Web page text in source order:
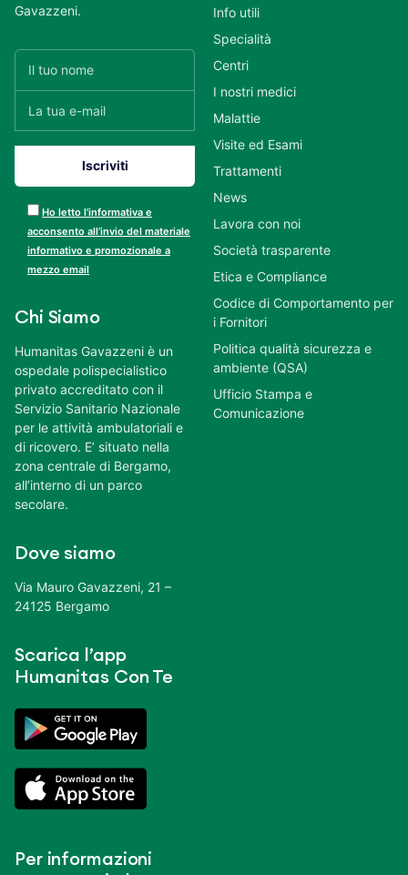
Gavazzeni.
Ho letto l’informativa e
acconsento all’invio del materiale
informativo e promozionale a
mezzo email
Chi Siamo
Humanitas Gavazzeni è un
ospedale polispecialistico
privato accreditato con il
Servizio Sanitario Nazionale
per le attività ambulatoriali e
di ricovero. E’ situato nella
zona centrale di Bergamo,
all’interno di un parco
secolare.
Dove siamo
Via Mauro Gavazzeni, 21 –
24125 Bergamo
Scarica l’app
Humanitas Con Te
Per informazioni
Info utili
Specialità
Centri
I nostri medici
Malattie
Visite ed Esami
Trattamenti
News
Lavora con noi
Società trasparente
Etica e Compliance
Codice di Comportamento per
i Fornitori
Politica qualità sicurezza e
ambiente (QSA)
Ufficio Stampa e
Comunicazione